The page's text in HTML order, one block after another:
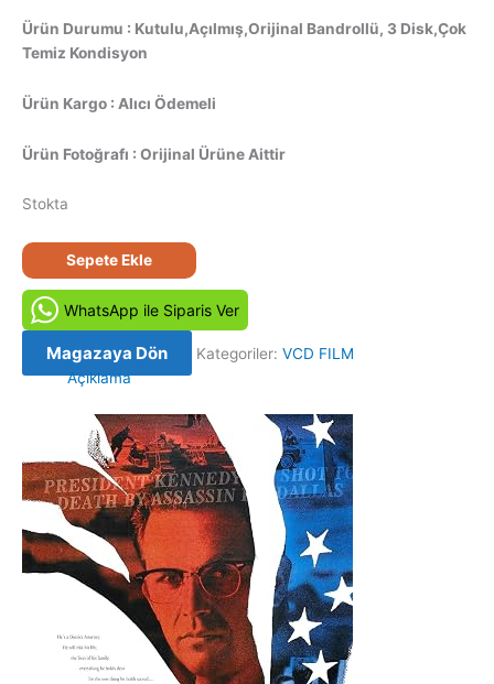
Ürün Durumu : Kutulu,Açılmış,Orijinal Bandrollü, 3 Disk,Çok
Temiz Kondisyon
Ürün Kargo : Alıcı Ödemeli
Ürün Fotoğrafı : Orijinal Ürüne Aittir
Stokta
JFK:
Kapanmayan
Dosya
(1991)
Orijinal
VCD
Sepete Ekle
WhatsApp ile Siparis Ver
Magazaya Dön Kategoriler: VCD FILM
Açıklama